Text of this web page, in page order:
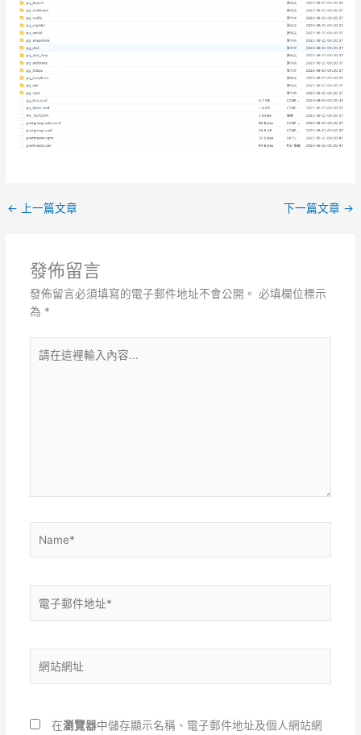
← 上一篇文章 下一篇文章 →
發佈留言
發佈留言必須填寫的電子郵件地址不會公開。 必填欄位標示
為 *
在
件
地
址
站
在瀏覽器中儲存顯示名稱、電子郵件地址及個人網站網